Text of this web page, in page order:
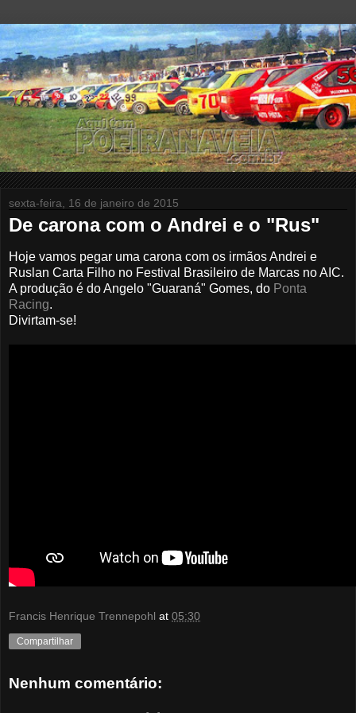
sexta-feira, 16 de janeiro de 2015
De carona com o Andrei e o "Rus"
Hoje vamos pegar uma carona com os irmãos Andrei e
Ruslan Carta Filho no Festival Brasileiro de Marcas no AIC.
A produção é do Angelo "Guaraná" Gomes, do Ponta
Racing.
Divirtam-se!
Francis Henrique Trennepohl at 05:30
Compartilhar
Nenhum comentário: